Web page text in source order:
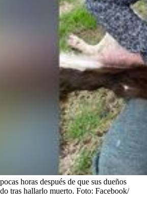
horas después de que sus dueños
tras hallarlo muerto. Foto: Facebook/